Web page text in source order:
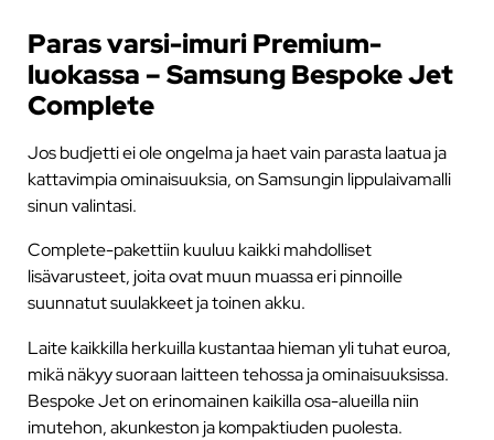
Paras varsi-imuri Premium-
luokassa – Samsung Bespoke Jet
Complete
Jos budjetti ei ole ongelma ja haet vain parasta laatua ja
kattavimpia ominaisuuksia, on Samsungin lippulaivamalli
sinun valintasi.
Complete-pakettiin kuuluu kaikki mahdolliset
lisävarusteet, joita ovat muun muassa eri pinnoille
suunnatut suulakkeet ja toinen akku.
Laite kaikkilla herkuilla kustantaa hieman yli tuhat euroa,
mikä näkyy suoraan laitteen tehossa ja ominaisuuksissa.
Bespoke Jet on erinomainen kaikilla osa-alueilla niin
imutehon, akunkeston ja kompaktiuden puolesta.